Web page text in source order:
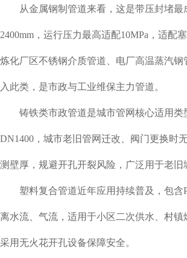
从金属钢制管道来看，这是带压封堵最
2400mm，运行压力最高适配10MPa，适
炼化厂区不锈钢介质管道、电厂高温蒸汽
入此类，是市政与工业维保主力管道。
铸铁类市政管道是城市管网核心适用类
DN1400，城市老旧管网迁改、阀门更换时
测壁厚，规避开孔开裂风险，广泛用于老
塑料复合管道近年应用持续普及，包含
离水流、气流，适用于小区二次供水、村
采用无火花开孔设备保障安全。